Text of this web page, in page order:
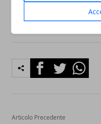
FacebookTwitterWhatsapp
Articolo Precedente